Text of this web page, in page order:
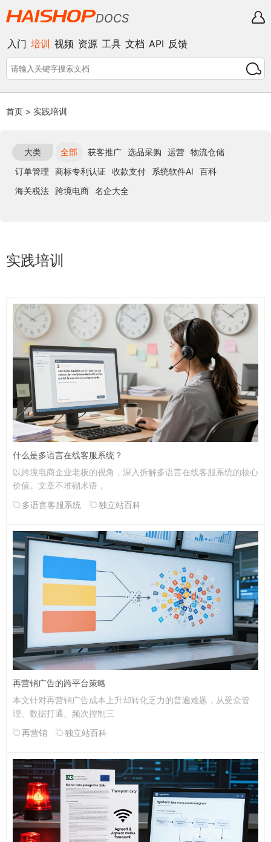
DOCS
入门 培训 视频 资源 工具 文档 API 反馈
首页 > 实践培训
大类 全部 获客推广 选品采购 运营 物流仓储
订单管理
商标专利认证 收款支付 系统软件AI
百科
海关税法 跨境电商 名企大全
实践培训
什么是多语言在线客服系统？
以跨境电商企业老板的视角，深入拆解多语言在线客服系统的核心
价值。文章不堆砌术语，
多语言客服系统
独立站百科
再营销广告的跨平台策略
本文针对再营销广告成本上升却转化乏力的普遍难题，从受众管
理、数据打通、频次控制三
再营销
独立站百科